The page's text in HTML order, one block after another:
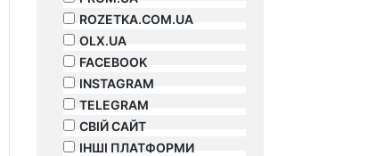
ROZETKA.COM.UA
OLX.UA
FACEBOOK
INSTAGRAM
TELEGRAM
СВІЙ САЙТ
ІНШІ ПЛАТФОРМИ